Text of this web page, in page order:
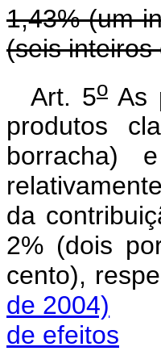
1,43% (um
(seis inteiros
Art. 5o As
produtos
borracha)
da
2% (dois
cento),
de 2004)
de efeitos